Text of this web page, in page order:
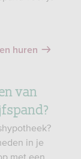
huren
van
in je
met een